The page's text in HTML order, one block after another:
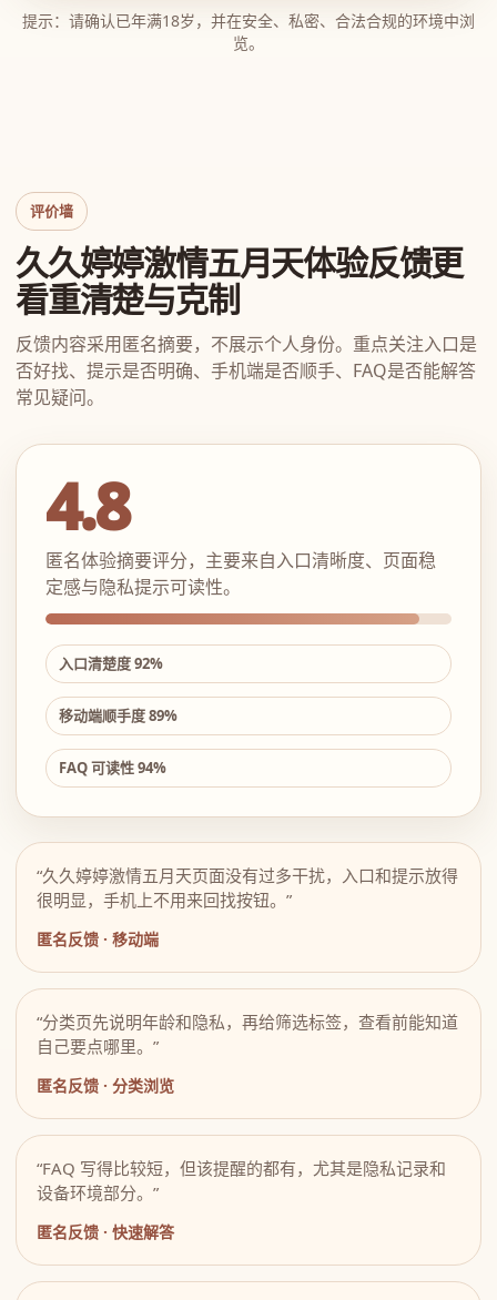
提示：请确认已年满18岁，并在安全、私密、合法合规的环境中浏
览。
评价墙
久久婷婷激情五月天体验反馈更
看重清楚与克制
反馈内容采用匿名摘要，不展示个人身份。重点关注入口是
否好找、提示是否明确、手机端是否顺手、FAQ是否能解答
常见疑问。
4.8
匿名体验摘要评分，主要来自入口清晰度、页面稳
定感与隐私提示可读性。
入口清楚度 92%
移动端顺手度 89%
FAQ 可读性 94%
“久久婷婷激情五月天页面没有过多干扰，入口和提示放得
很明显，手机上不用来回找按钮。”
匿名反馈 · 移动端
“分类页先说明年龄和隐私，再给筛选标签，查看前能知道
自己要点哪里。”
匿名反馈 · 分类浏览
“FAQ 写得比较短，但该提醒的都有，尤其是隐私记录和
设备环境部分。”
匿名反馈 · 快速解答